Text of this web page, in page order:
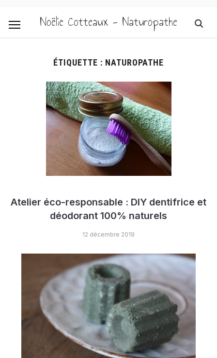
Noëlie Cotteaux - Naturopathe
ÉTIQUETTE : NATUROPATHE
Atelier éco-responsable : DIY dentifrice et
déodorant 100% naturels
12 décembre 2019